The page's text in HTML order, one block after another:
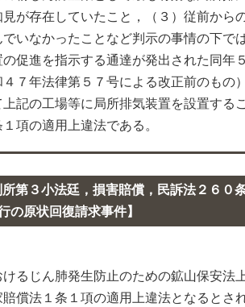
が存在していたこと，（３）従前から
いなかったことなど判示の事情の下で
促進を指示する通達が発出された同年
７年法律第５７号による改正前のもの
記の工場等に局所排気装置を設置する
項の適用上違法である。
第３小法廷，損害賠償，民訴法２６０
の原状回復請求事件】
るじん肺発生防止のための鉱山保安法
償法１条１項の適用上違法となるとさ